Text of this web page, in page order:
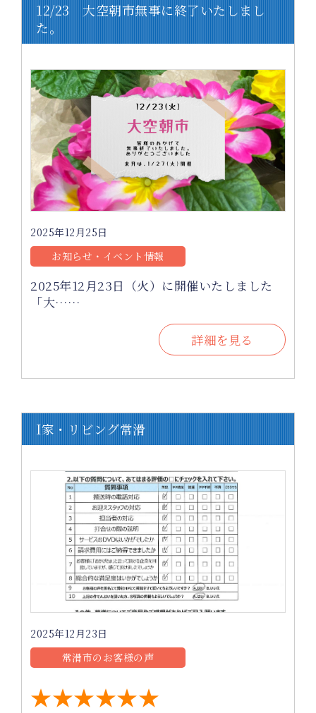
12/23 大空朝市無事に終了いたしまし
た。
2025年12月25日
お知らせ・イベント情報
2025年12月23日（火）に開催いたしました
「大……
詳細を見る
I家・リビング常滑
2025年12月23日
常滑市のお客様の声
★★★★★★